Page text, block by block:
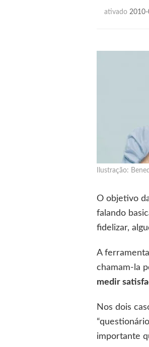
ativado
Ilustração:
O objetivo
falando
fidelizar,
A
chamam-la
medir
Nos dois
importante